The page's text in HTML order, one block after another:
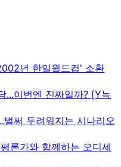
년 한일월드컵' 소환
...이번엔 진짜일까? [Y녹
써 두려워지는 시나리오
론가와 함께하는 오디세